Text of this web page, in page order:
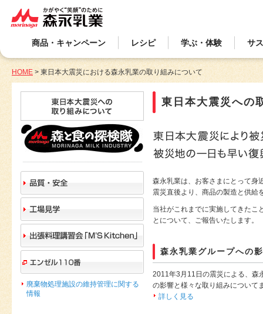
商品・キャンペーン レシピ 学ぶ・体験 サ
HOME > 東日本大震災における森永乳業の取り組みについて
東日本大震災への
森永乳業は、お客さまにとって身
震災直後より、商品の製造と供給
当社がこれまでに実施してきたこ
とについて、ご報告いたします。
森永乳業グループへの
2011年3月11日の震災による、森
の影響と様々な取り組みについて
詳しく見る
廃棄物処理施設の維持管理に関する
情報